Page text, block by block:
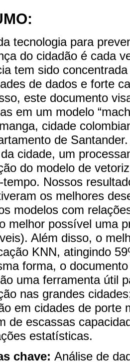
tecnologia para
do cidadão é cada
tem sido
de dados e forte
este documento
em um modelo
cidade
de
cidade, um
do modelo de
tempo. Nossos
os melhores
modelos com
melhor possível uma
Além disso, o
KNN, atingindo
forma, o
uma ferramenta útil
nas grandes
em cidades de porte
de escassas
estatísticas.
chave: Análise de